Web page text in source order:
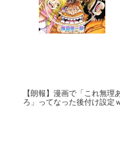
【朗報】漫画で「これ無理
ろ」ってなった後付け設定